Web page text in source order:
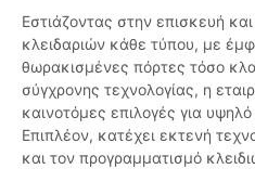
Εστιάζοντας στην επισκευή
κλειδαριών κάθε τύπου, με
θωρακισμένες πόρτες τόσο
σύγχρονης τεχνολογίας, η
καινοτόμες επιλογές για
Επιπλέον, κατέχει εκτενή
και τον προγραμματισμό